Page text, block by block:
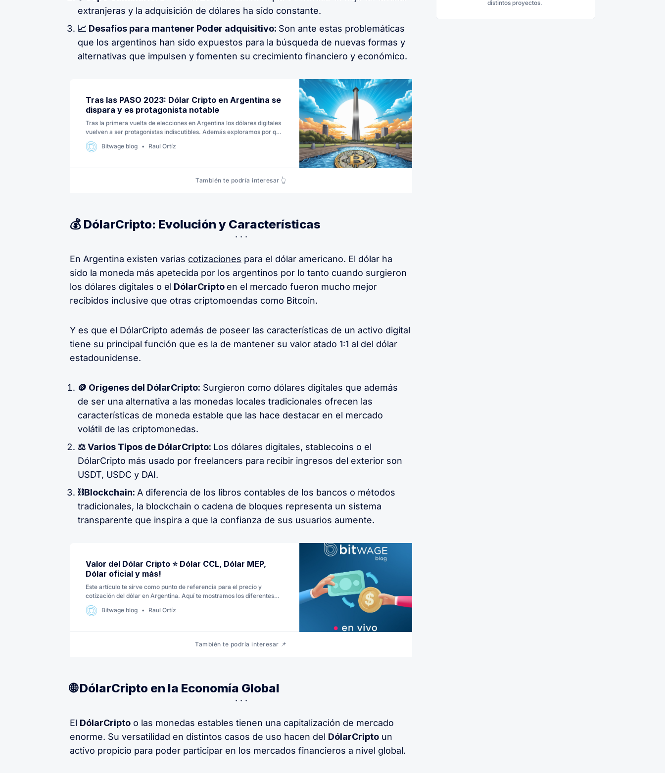
extranjeras y la adquisición de dólares ha sido constante.
📈 Desafíos para mantener Poder adquisitivo: Son ante estas problemáticas
que los argentinos han sido expuestos para la búsqueda de nuevas formas y
alternativas que impulsen y fomenten su crecimiento financiero y económico.
Tras las PASO 2023: Dólar Cripto en Argentina se
dispara y es protagonista notable
Tras la primera vuelta de elecciones en Argentina los dólares digitales
vuelven a ser protagonistas indiscutibles. Además exploramos por qué
los intercambios locales han registrado aumento por la demanda de
las monedas estables.
Bitwage blog Raul Ortíz
También te podría interesar 👆
💰 DólarCripto: Evolución y Características
En Argentina existen varias cotizaciones para el dólar americano. El dólar ha
sido la moneda más apetecida por los argentinos por lo tanto cuando surgieron
los dólares digitales o el DólarCripto en el mercado fueron mucho mejor
recibidos inclusive que otras criptomoendas como Bitcoin.
Y es que el DólarCripto además de poseer las características de un activo digital
tiene su principal función que es la de mantener su valor atado 1:1 al del dólar
estadounidense.
🪙 Orígenes del DólarCripto: Surgieron como dólares digitales que además
de ser una alternativa a las monedas locales tradicionales ofrecen las
características de moneda estable que las hace destacar en el mercado
volátil de las criptomonedas.
⚖️ Varios Tipos de DólarCripto: Los dólares digitales, stablecoins o el
DólarCripto más usado por freelancers para recibir ingresos del exterior son
USDT, USDC y DAI.
⛓Blockchain: A diferencia de los libros contables de los bancos o métodos
tradicionales, la blockchain o cadena de bloques representa un sistema
transparente que inspira a que la confianza de sus usuarios aumente.
Valor del Dólar Cripto ⭐️ Dólar CCL, Dólar MEP,
Dólar oficial y más!
Este artículo te sirve como punto de referencia para el precio y
cotización del dólar en Argentina. Aquí te mostramos los diferentes
tipos de cambio que tomamos de varias fuentes para que estés
actualizado con el valor y diferentes tipos de dólar que existen en la
Bitwage blog Raul Ortíz
También te podría interesar 📌
🌐 DólarCripto en la Economía Global
El DólarCripto o las monedas estables tienen una capitalización de mercado
enorme. Su versatilidad en distintos casos de uso hacen del DólarCripto un
activo propicio para poder participar en los mercados financieros a nivel global.
distintos proyectos.